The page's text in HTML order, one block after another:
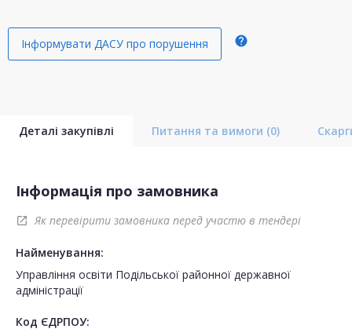
Інформувати ДАСУ про порушення help
Деталі закупівлі Питання та вимоги (0)
Інформація про замовника
open_in_new Як перевірити замовника перед участю в тендері
Найменування:
Управління освіти Подільської районної державної
адміністрації
Код ЄДРПОУ: